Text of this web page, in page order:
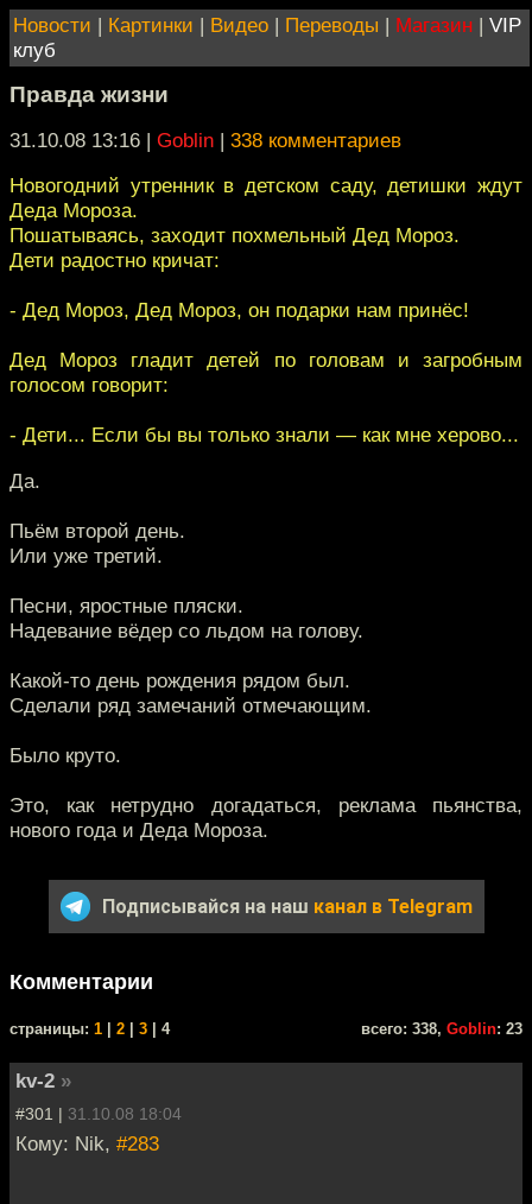
Новости | Картинки | Видео | Переводы | Магазин | VIP
клуб
Правда жизни
31.10.08 13:16 | Goblin | 338 комментариев
Новогодний утренник в детском саду, детишки ждут
Деда Мороза.
Пошатываясь, заходит похмельный Дед Мороз.
Дети радостно кричат:
- Дед Мороз, Дед Мороз, он подарки нам принёс!
Дед Мороз гладит детей по головам и загробным
голосом говорит:
- Дети... Если бы вы только знали — как мне херово...
Да.
Пьём второй день.
Или уже третий.
Песни, яростные пляски.
Надевание вёдер со льдом на голову.
Какой-то день рождения рядом был.
Сделали ряд замечаний отмечающим.
Было круто.
Это, как нетрудно догадаться, реклама пьянства,
нового года и Деда Мороза.
Подписывайся на наш канал в Telegram
Комментарии
cтраницы: 1 2 3 | 4 всего: 338, Goblin: 23
kv-2 »
#301 | 31.10.08 18:04
Кому: Nik, #283